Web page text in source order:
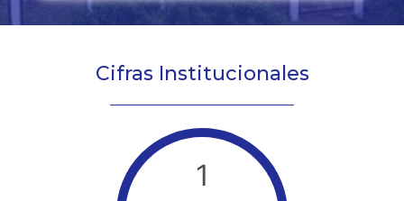
Cifras Institucionales
1